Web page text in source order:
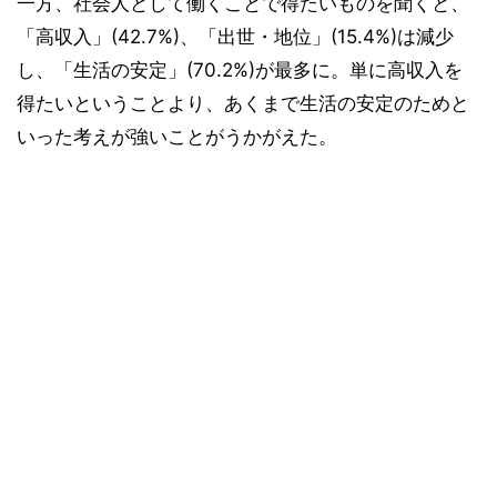
「高収入」(42.7%)、「出世・地位」(15.4%)は減少
し、「生活の安定」(70.2%)が最多に。単に高収入を
得たいということより、あくまで生活の安定のためと
いった考えが強いことがうかがえた。